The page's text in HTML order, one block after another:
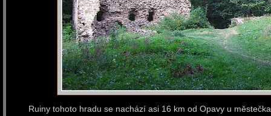
Ruiny tohoto hradu se nachází asi 16 km od Opavy u